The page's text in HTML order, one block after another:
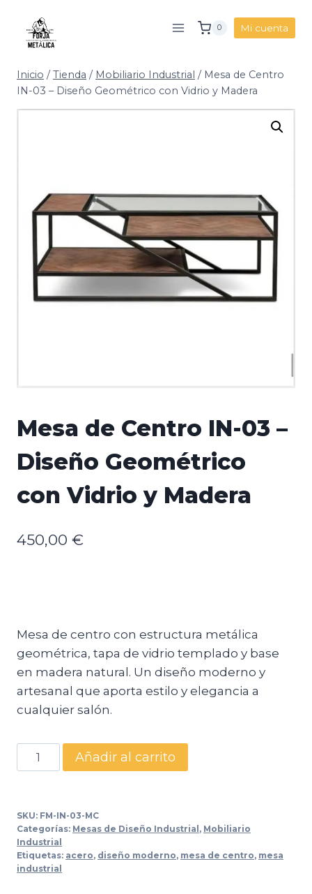
contenido
0 Mi cuenta
Inicio / Tienda / Mobiliario Industrial / Mesa de Centro
IN-03 – Diseño Geométrico con Vidrio y Madera
Mesa de Centro IN-03 –
Diseño Geométrico
con Vidrio y Madera
450,00 €
Mesa de centro con estructura metálica
geométrica, tapa de vidrio templado y base
en madera natural. Un diseño moderno y
artesanal que aporta estilo y elegancia a
cualquier salón.
Mesa
de
03
–
Diseño
Añadir al carrito
SKU: FM-IN-03-MC
Categorías: Mesas de Diseño Industrial , Mobiliario
Industrial
Etiquetas: acero, diseño moderno, mesa de centro, mesa
industrial